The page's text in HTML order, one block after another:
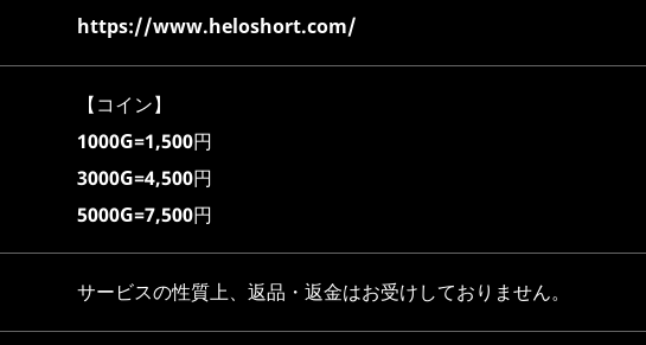
https://www.heloshort.com/
【コイン】
1000G=1,500円
3000G=4,500円
5000G=7,500円
サービスの性質上、返品・返金はお受けしておりません。